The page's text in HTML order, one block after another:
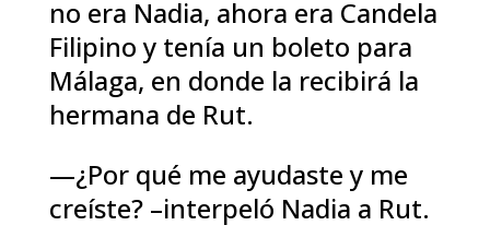
no era Nadia, ahora era Candela
Filipino y tenía un boleto para
Málaga, en donde la recibirá la
hermana de Rut.
—¿Por qué me ayudaste y me
creíste? –interpeló Nadia a Rut.